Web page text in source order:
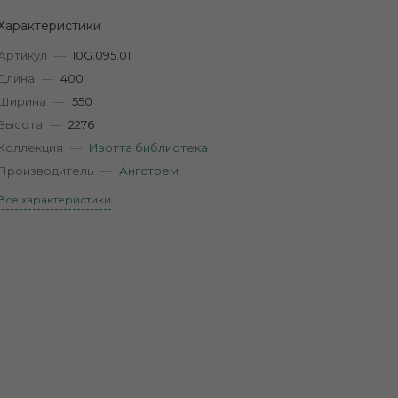
— I0G.095.01
— 400
— 550
— 2276
— Изотта библиотека
— Ангстрем
характеристики